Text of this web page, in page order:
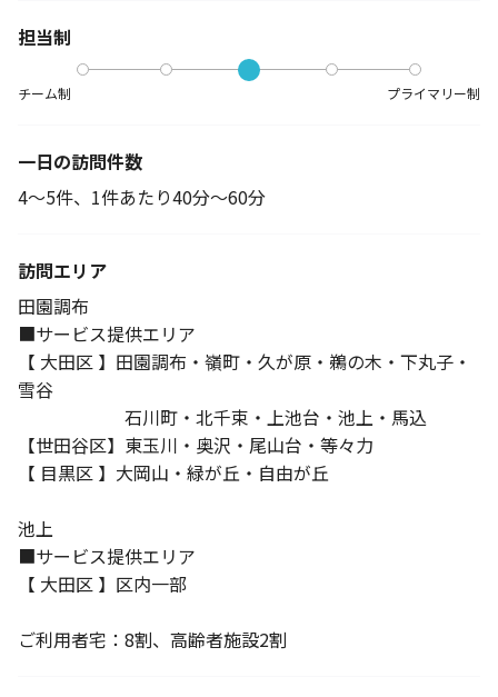
担当制
チーム制 プライマリー制
一日の訪問件数
4～5件、1件あたり40分～60分
訪問エリア
田園調布
■サービス提供エリア
【 大田区 】田園調布・嶺町・久が原・鵜の木・下丸子・
雪谷
石川町・北千束・上池台・池上・馬込
【世田谷区】東玉川・奥沢・尾山台・等々力
【 目黒区 】大岡山・緑が丘・自由が丘
池上
■サービス提供エリア
【 大田区 】区内一部
ご利用者宅：8割、高齢者施設2割